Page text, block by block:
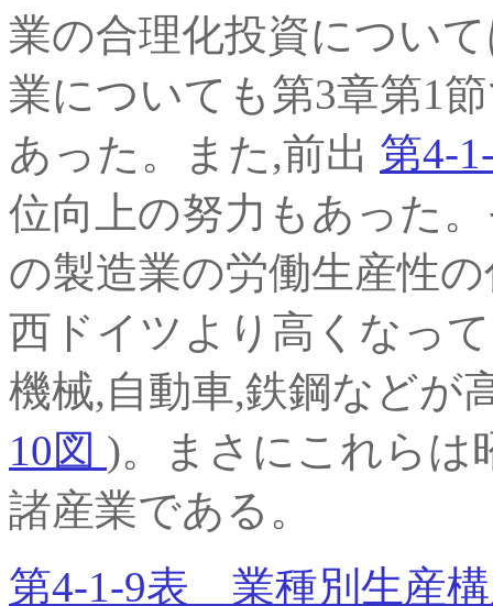
業の合理化投資につい
業についても第3章第1
あった。また,前出 第4-
位向上の努力もあった
の製造業の労働生産性
西ドイツより高くなっ
機械,自動車,鉄鋼などが
10図 )。まさにこれらは
諸産業である。
第4-1-9表 業種別生産